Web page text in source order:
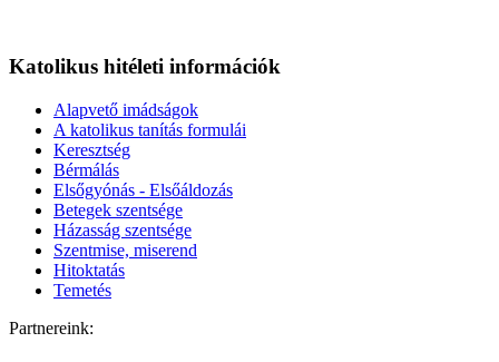
Katolikus hitéleti információk
Alapvető imádságok
A katolikus tanítás formulái
Keresztség
Bérmálás
Elsőgyónás - Elsőáldozás
Betegek szentsége
Házasság szentsége
Szentmise, miserend
Hitoktatás
Temetés
Partnereink: